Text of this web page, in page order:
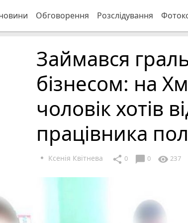
Обговорення Розслідування
Займався
бізнесом: на
чоловік хотів
працівника
Ксенія Квітнева share 0 chat_bubble 0 visibility 237